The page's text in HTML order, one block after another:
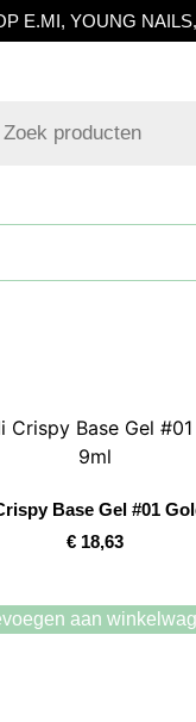
YOUNG NAILS,
Base Gel #01
€ 18,63
aan